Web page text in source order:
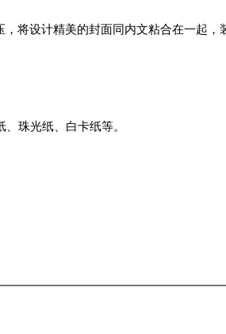
将设计精美的封面同内文粘合在一起，
珠光纸、白卡纸等。